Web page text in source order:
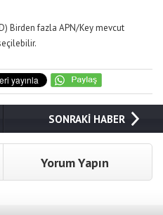
Birden fazla APN/Key mevcut
SONRAKİ HABER
Yorum Yapın